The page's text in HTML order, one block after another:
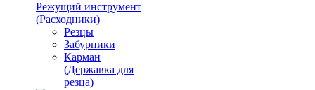
Режущий инструмент
(Расходники)
Резцы
Забурники
Карман
(Державка для
резца)